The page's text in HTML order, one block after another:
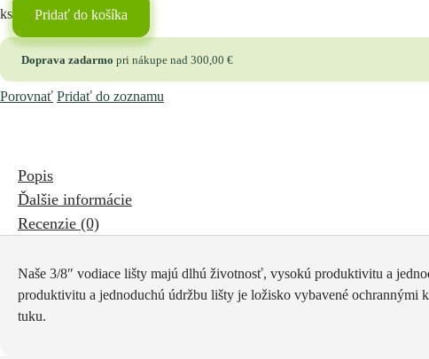
18"
3/8"
/
1,5
lišty,
ks Pridať do košíka
Doprava zadarmo pri nákupe nad 300,00 €
Porovnať Pridať do zoznamu
Popis
Ďalšie informácie
Recenzie (0)
Naše 3/8″ vodiace lišty majú dlhú životnosť, vysokú produktivitu a
produktivitu a jednoduchú údržbu lišty je ložisko vybavené ochrannými
tuku.